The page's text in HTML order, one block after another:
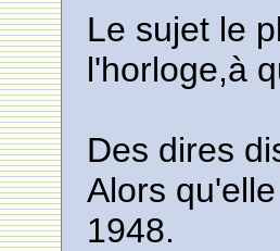
Le sujet le
l'horloge,à
Des dires
Alors
1948.